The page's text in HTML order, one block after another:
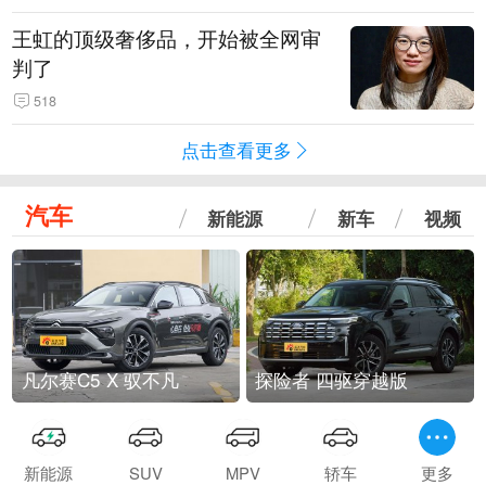
王虹的顶级奢侈品，开始被全网审
判了
518
点击查看更多
汽车 新能源 新车 视频
凡尔赛C5 X 驭不凡 探险者 四驱穿越版
新能源 SUV MPV 轿车 更多